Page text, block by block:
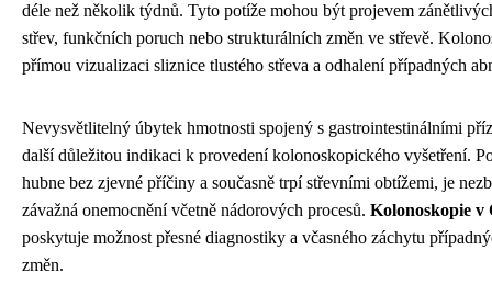
déle než několik týdnů. Tyto potíže mohou být projevem
střev, funkčních poruch nebo strukturálních změn ve střevě.
přímou vizualizaci sliznice tlustého střeva a odhalení případných
Nevysvětlitelný úbytek hmotnosti spojený s gastrointestinálními
další důležitou indikaci k provedení kolonoskopického vyšetření.
hubne bez zjevné příčiny a současně trpí střevními obtížemi, je
závažná onemocnění včetně nádorových procesů. Kolonoskopie v
poskytuje možnost přesné diagnostiky a včasného záchytu
změn.